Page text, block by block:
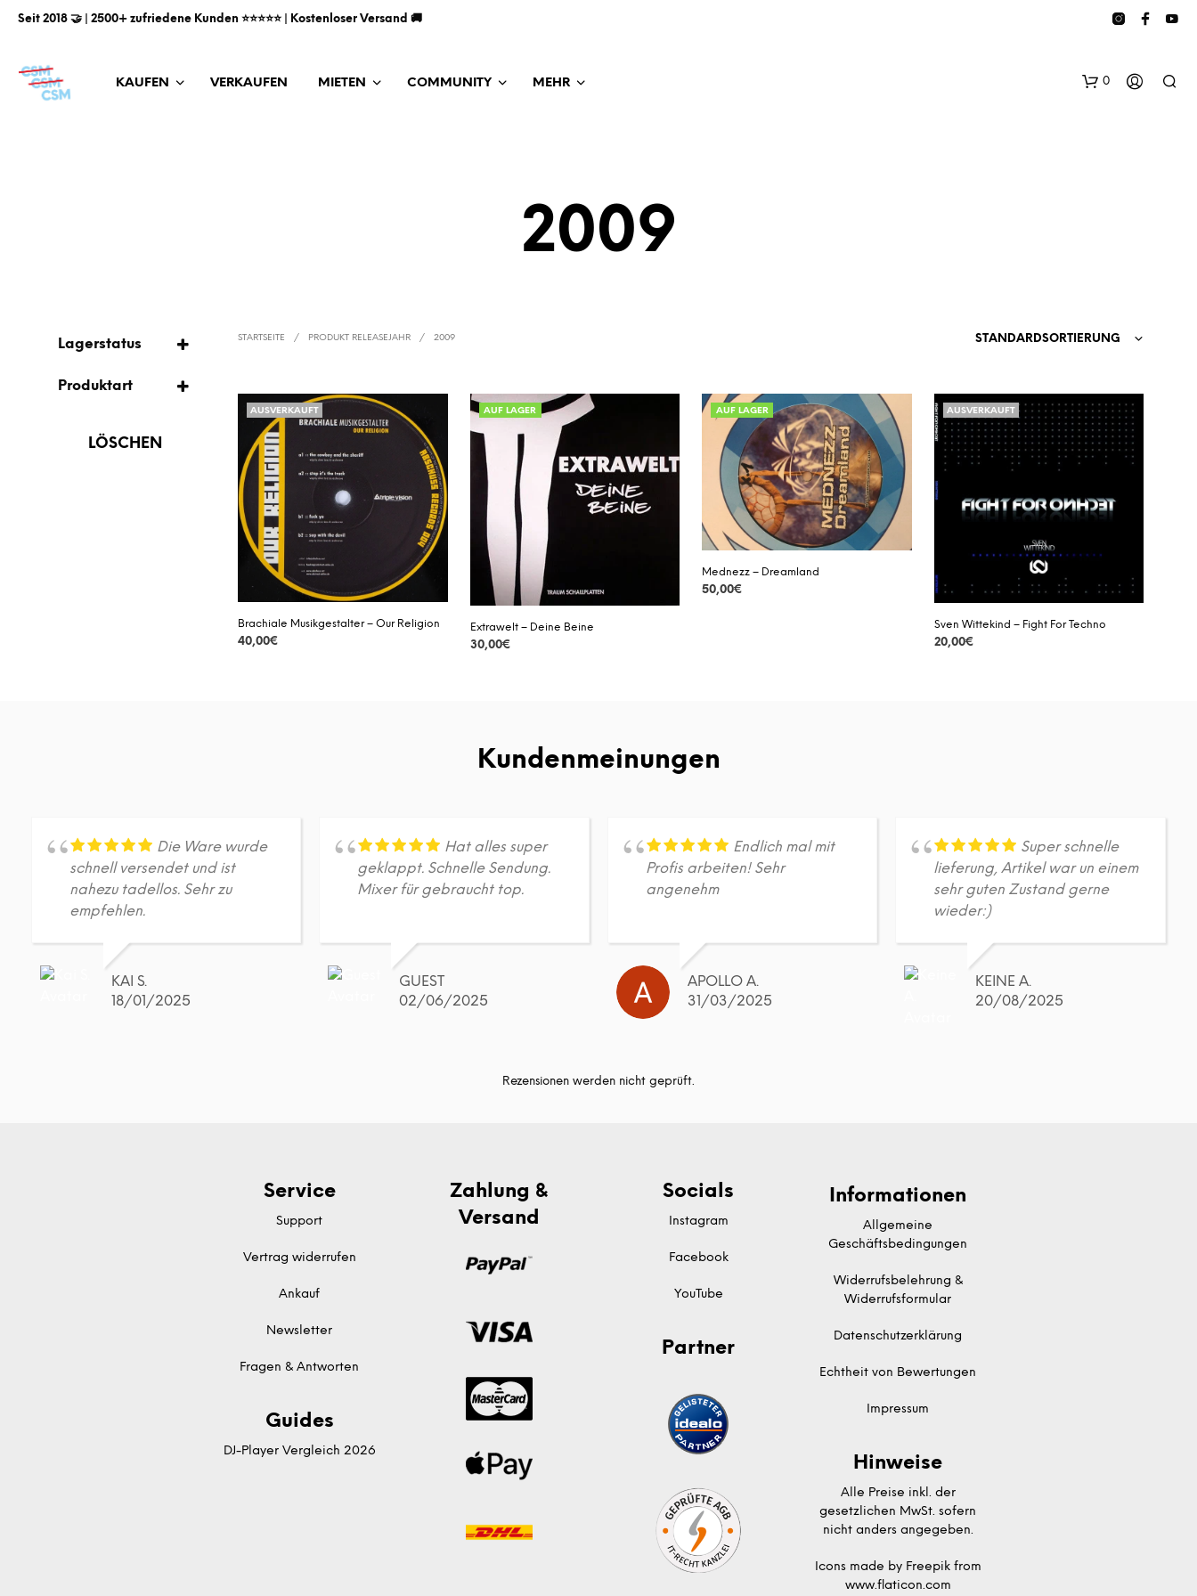
Seit 2018 🤝 | 2500+ zufriedene Kunden ⭐️⭐️⭐️⭐️⭐️ | Kostenloser Versand 🚚
KAUFEN VERKAUFEN MIETEN COMMUNITY MEHR 0
N
D
E
N
S
N
K
2009
Lagerstatus
Produktart
LÖSCHEN
STARTSEITE / PRODUKT RELEASEJAHR / 2009 STANDARDSORTIERUNG
AUSVERKAUFT
Brachiale Musikgestalter – Our Religion
40,00€
AUF LAGER
Extrawelt – Deine Beine
30,00€
AUF LAGER
Mednezz – Dreamland
50,00€
AUSVERKAUFT
Sven Wittekind – Fight For Techno
20,00€
Kundenmeinungen
Die Ware wurde
schnell versendet und ist
nahezu tadellos. Sehr zu
empfehlen.
KAI S.
18/01/2025
Hat alles super
geklappt. Schnelle Sendung.
Mixer für gebraucht top.
GUEST
02/06/2025
Endlich mal mit
Profis arbeiten! Sehr
angenehm
APOLLO A.
31/03/2025
Super schnelle
lieferung, Artikel war un einem
sehr guten Zustand gerne
wieder:)
KEINE A.
20/08/2025
Rezensionen werden nicht geprüft.
Service
Support
Vertrag widerrufen
Ankauf
Newsletter
Fragen & Antworten
Guides
DJ-Player Vergleich 2026
Zahlung &
Versand
Socials
Instagram
Facebook
YouTube
Partner
Informationen
Allgemeine
Geschäftsbedingungen
Widerrufsbelehrung &
Widerrufsformular
Datenschutzerklärung
Echtheit von Bewertungen
Impressum
Hinweise
Alle Preise inkl. der
gesetzlichen MwSt. sofern
nicht anders angegeben.
Icons made by Freepikfrom
www.flaticon.com